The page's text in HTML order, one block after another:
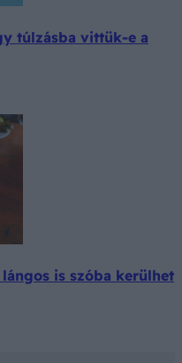
túlzásba vittük-e a
is szóba kerülhet